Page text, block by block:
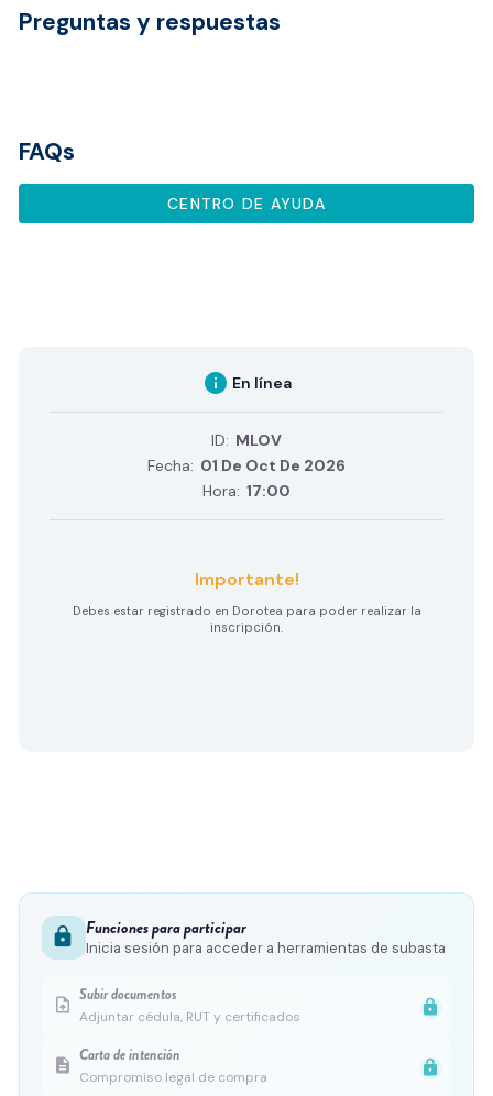
Preguntas y respuestas
FAQs
CENTRO DE AYUDA
info En línea
ID: MLOV
Fecha: 01 De Oct De 2026
Hora: 17:00
Importante!
Debes estar registrado en Dorotea para poder realizar la
inscripción.
lock Funciones para participar
Inicia sesión para acceder a herramientas de subasta
upload_file Subir documentos
Adjuntar cédula, RUT y certificados
lock
description Carta de intención
Compromiso legal de compra
lock